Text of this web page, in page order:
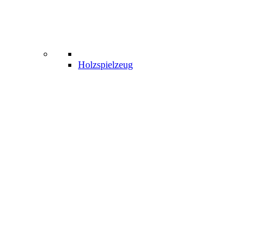
Holzspielzeug